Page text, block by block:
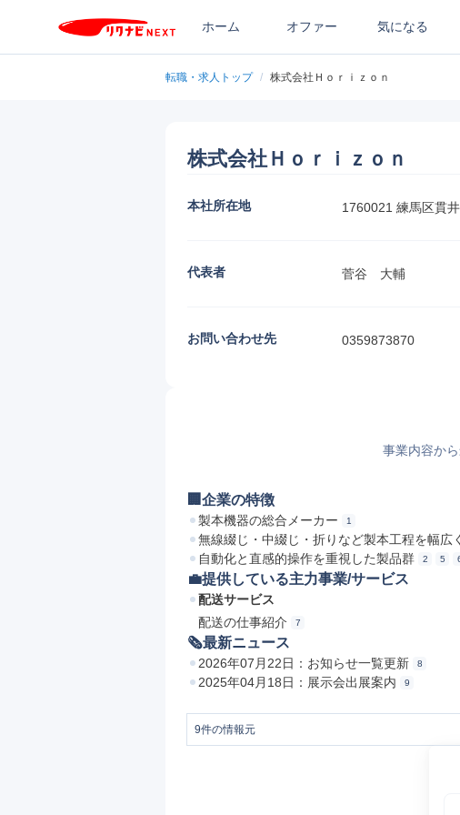
ホーム オファー 気になる
転職・求人トップ / 株式会社Ｈｏｒｉｚｏｎ
株式会社Ｈｏｒｉｚｏｎ
本社所在地 1760021 練馬区貫
代表者 菅谷　大輔
お問い合わせ先 0359873870
事業内容か
🏢企業の特徴
製本機器の総合メーカー 1
無線綴じ・中綴じ・折りなど製本工程を幅広
自動化と直感的操作を重視した製品群 2 5
💼提供している主力事業/サービス
配送サービス
配送の仕事紹介
7
🗞最新ニュース
2026年07月22日：お知らせ一覧更新 8
2025年04月18日：展示会出展案内 9
9件の情報元
中綴じ折製本機 iCE STITCHER SPF-2000｜製